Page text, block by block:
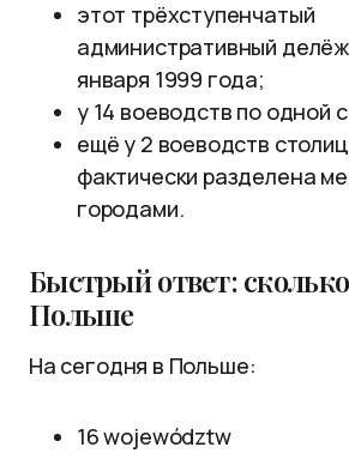
этот трёхступенчатый
административный делёж
января 1999 года;
у 14 воеводств по одной
ещё у 2 воеводств
фактически разделена
городами.
Быстрый ответ:
Польше
На сегодня в Польше:
16 województw